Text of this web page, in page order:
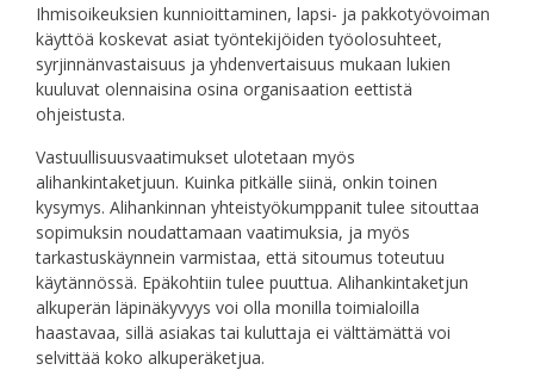
Ihmisoikeuksien kunnioittaminen, lapsi- ja pakkotyövoiman
käyttöä koskevat asiat työntekijöiden työolosuhteet,
syrjinnänvastaisuus ja yhdenvertaisuus mukaan lukien
kuuluvat olennaisina osina organisaation eettistä
ohjeistusta.
Vastuullisuusvaatimukset ulotetaan myös
alihankintaketjuun. Kuinka pitkälle siinä, onkin toinen
kysymys. Alihankinnan yhteistyökumppanit tulee sitouttaa
sopimuksin noudattamaan vaatimuksia, ja myös
tarkastuskäynnein varmistaa, että sitoumus toteutuu
käytännössä. Epäkohtiin tulee puuttua. Alihankintaketjun
alkuperän läpinäkyvyys voi olla monilla toimialoilla
haastavaa, sillä asiakas tai kuluttaja ei välttämättä voi
selvittää koko alkuperäketjua.